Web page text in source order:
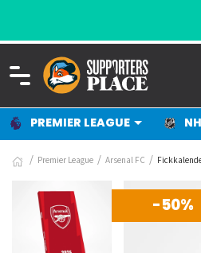
PREMIER LEAGUE
Premier League Arsenal FC
-50%